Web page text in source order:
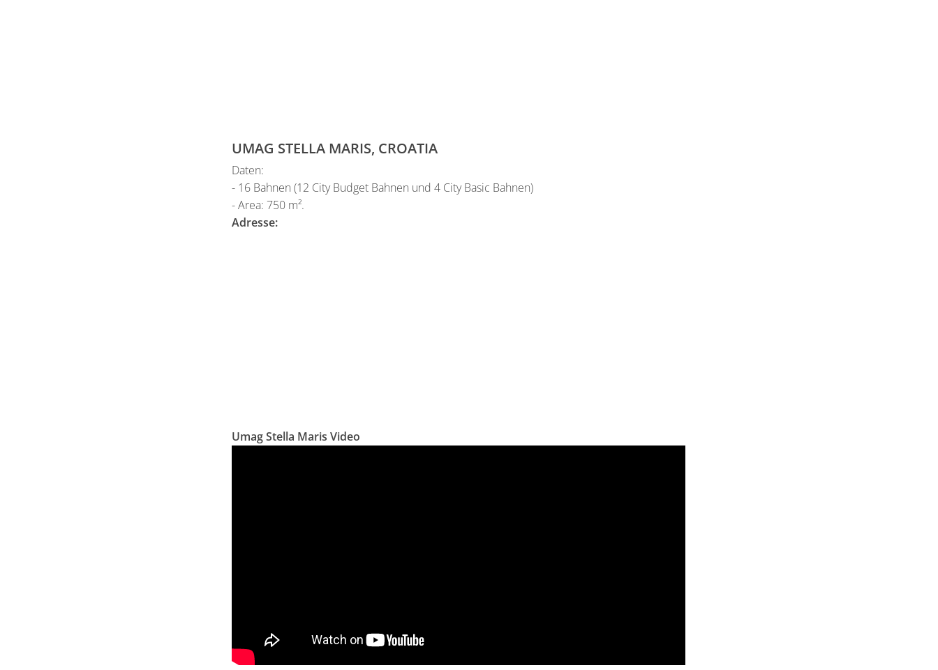
UMAG STELLA MARIS, CROATIA
Daten:
- 16 Bahnen (12 City Budget Bahnen und 4 City Basic Bahnen)
- Area: 750 m².
Adresse:
Umag Stella Maris Video